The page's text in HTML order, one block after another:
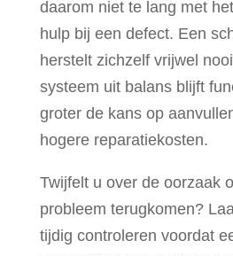
daarom niet te lang met
hulp bij een defect. Een
herstelt zichzelf vrijwel
systeem uit balans blijft
groter de kans op
hogere reparatiekosten.
Twijfelt u over de oorzaak
probleem terugkomen?
tijdig controleren voordat